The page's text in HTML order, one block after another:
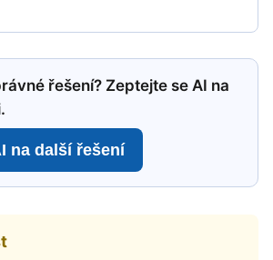
řešení? Zeptejte se AI na
na další řešení